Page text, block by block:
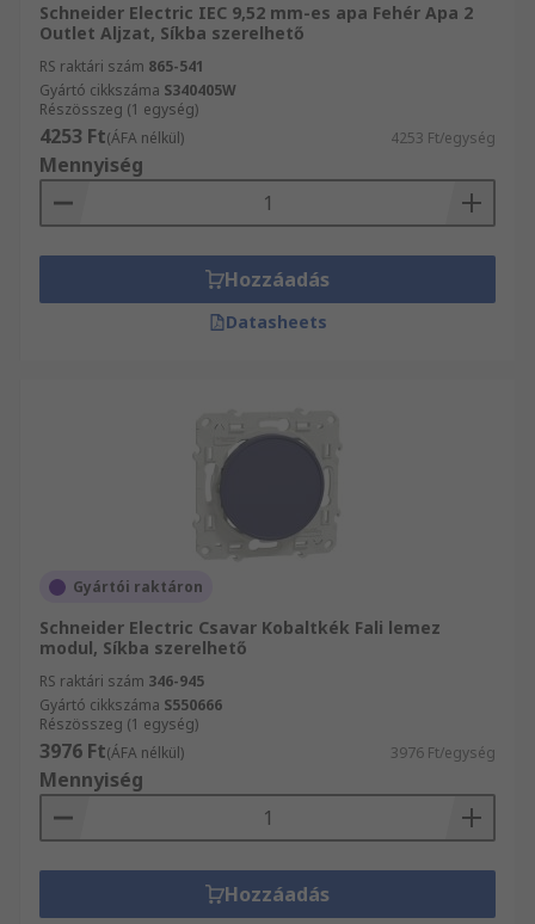
Schneider Electric IEC 9,52 mm-es apa Fehér Apa 2
Outlet Aljzat, Síkba szerelhető
RS raktári szám 865-541
Gyártó cikkszáma S340405W
Részösszeg (1 egység)
4253 Ft(ÁFA nélkül) 4253 Ft/egység
Mennyiség
Hozzáadás
Datasheets
Gyártói raktáron
Schneider Electric Csavar Kobaltkék Fali lemez
modul, Síkba szerelhető
RS raktári szám 346-945
Gyártó cikkszáma S550666
Részösszeg (1 egység)
3976 Ft(ÁFA nélkül) 3976 Ft/egység
Mennyiség
Hozzáadás